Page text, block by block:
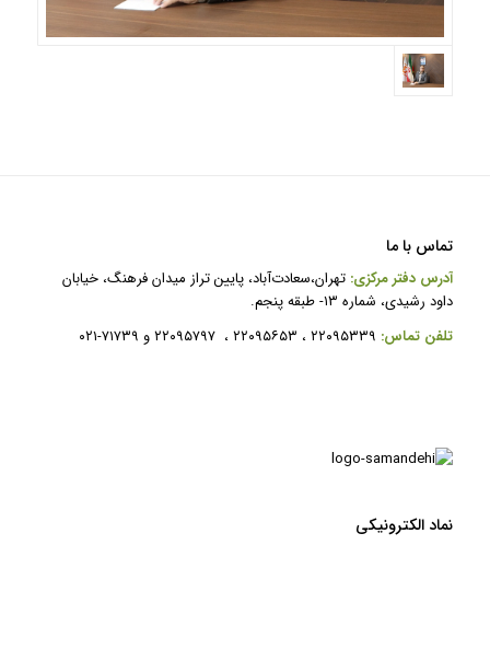
تماس با ما
آدرس دفتر مرکزی: تهران،سعادت‌آباد، پایین تراز میدان فرهنگ، خیابان
داود رشیدی، شماره ۱۳- طبقه پنجم.
تلفن تماس: ۲۲۰۹۵۳۳۹ ، ۲۲۰۹۵۶۵۳ ، ۲۲۰۹۵۷۹۷ و ۷۱۷۳۹-۰۲۱
نماد الکترونیکی